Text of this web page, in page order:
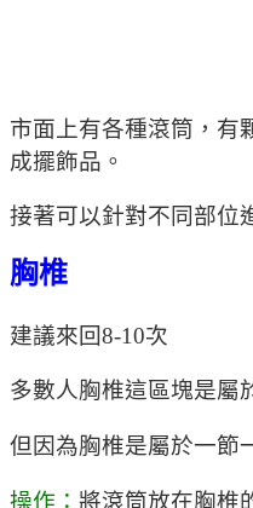
市面上有各種滾筒，有
成擺飾品。
接著可以針對不同部位
胸椎
建議來回8-10次
多數人胸椎這區塊是屬
但因為胸椎是屬於一節
操作： 將滾筒放在胸椎